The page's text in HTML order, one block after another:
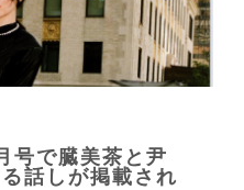
号で臓美茶と尹
話しが掲載され